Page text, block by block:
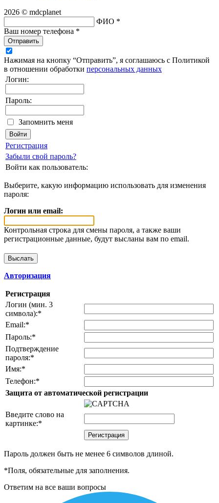
2026 © mdcplanet
ФИО *
Ваш номер телефона *
Отправить
Нажимая на кнопку “Отправить”, я соглашаюсь с Политикой
в отношении обработки персональных данных
Логин:
Пароль:
Запомнить меня
Регистрация
Забыли свой пароль?
Войти как пользователь:
Выберите, какую информацию использовать для изменения
пароля:
Логин или email:
Контрольная строка для смены пароля, а также ваши
регистрационные данные, будут высланы вам по email.
Авторизация
Регистрация
Логин (мин. 3
символа):*
Email:*
Пароль:*
Подтверждение
пароля:*
Имя:*
Телефон:*
Защита от автоматической регистрации
Введите слово на
картинке:*
Пароль должен быть не менее 6 символов длиной.
*Поля, обязательные для заполнения.
Ответим на все ваши вопросы